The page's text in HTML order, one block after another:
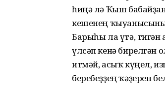
һиңә лә Ҡыш
кешенең
Барыһы ла үтә, тигән
үлсәп кенә бирелгән
итмәй, асыҡ күңел,
беребеҙҙең ҡәҙерен